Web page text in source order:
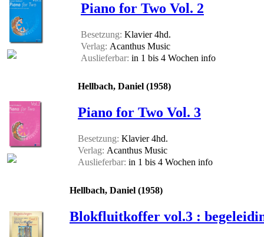
Piano for Two Vol. 2
Besetzung: Klavier 4hd.
Verlag: Acanthus Music
Auslieferbar: in 1 bis 4 Wochen info
Hellbach, Daniel (1958)
Piano for Two Vol. 3
Besetzung: Klavier 4hd.
Verlag: Acanthus Music
Auslieferbar: in 1 bis 4 Wochen info
Hellbach, Daniel (1958)
Blokfluitkoffer vol.3 :